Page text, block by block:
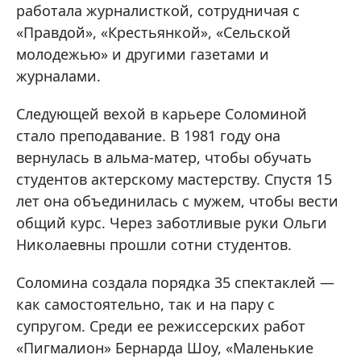
работала журналисткой, сотрудничая с
«Правдой», «Крестьянкой», «Сельской
молодежью» и другими газетами и
журналами.
Следующей вехой в карьере Соломиной
стало преподавание. В 1981 году она
вернулась в альма-матер, чтобы обучать
студентов актерскому мастерству. Спустя 15
лет она объединилась с мужем, чтобы вести
общий курс. Через заботливые руки Ольги
Николаевны прошли сотни студентов.
Соломина создала порядка 35 спектаклей —
как самостоятельно, так и на пару с
супругом. Среди ее режиссерских работ
«Пигмалион» Бернарда Шоу, «Маленькие